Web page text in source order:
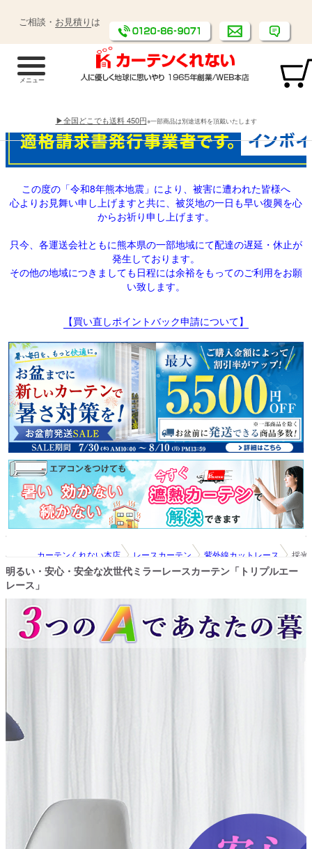
ご相談・ お見積り は
▶全国どこでも送料 450円※一部商品は別途送料を頂戴いたします
この度の「令和8年熊本地震」により、被害に遭われた皆様へ
心よりお見舞い申し上げますと共に、被災地の一日も早い復興を心
からお祈り申し上げます。
只今、各運送会社ともに熊本県の一部地域にて配達の遅延・休止が
発生しております。
その他の地域につきましても日程には余裕をもってのご利用をお願
い致します。
【買い直しポイントバック申請について】
カーテンくれない本店 レースカーテン 紫外線カットレース 採光
レースカーテン 目隠しレース 採光ミラーレースカーテン「トリプルエー
明るい・安心・安全な次世代ミラーレースカーテン「トリプルエー
レース」